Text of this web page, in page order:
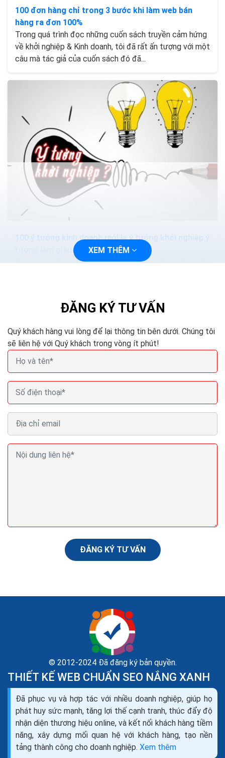
100 đơn hàng chỉ trong 3 bước khi làm web bán
hàng ra đơn 100%
Trong quá trình đọc những cuốn sách truyền cảm hứng
về khởi nghiệp & Kinh doanh, tôi đã rất ấn tượng với một
câu mà tác giả của cuốn sách đó đã...
100 ý tưởng kinh doanh mới lạ ý tưởng khởi nghiệp ý
Nếu bạn muốn làm chủ cuộc sống của mình, muốn tự do
cuốn mở đại lý cửa cuốn
Cửa cuốn là dạng cửa có cánh được ghép lại từ những
lá thép đan xen nhau. Cánh Cửa cuốn được cuộn tròn
lên hộp kỹ thuật phía trên cửa khi mở và...
XEM THÊM
ĐĂNG KÝ TƯ VẤN
Quý khách hàng vui lòng để lại thông tin bên dưới. Chúng tôi
sẽ liên hệ với Quý khách trong vòng ít phút!
ĐĂNG KÝ TƯ VẤN
© 2012-2024 Đã đăng ký bản quyền.
THIẾT KẾ WEB CHUẨN SEO NẮNG XANH
Đã phục vụ và hợp tác với nhiều doanh nghiệp, giúp họ
phát huy sức mạnh, tăng lợi thế cạnh tranh, thúc đẩy độ
nhận diện thương hiệu online, và kết nối khách hàng tiềm
năng, xây dựng mối quan hệ với khách hàng, tạo nền
tảng thành công cho doanh nghiệp. Xem thêm